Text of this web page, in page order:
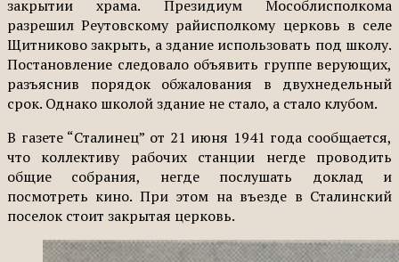
закрытии храма. Президиум Мособлисполкома
разрешил Реутовскому райисполкому церковь в селе
Щитниково закрыть, а здание использовать под школу.
Постановление следовало объявить группе верующих,
разъяснив порядок обжалования в двухнедельный
срок. Однако школой здание не стало, а стало клубом.
В газете “Сталинец” от 21 июня 1941 года сообщается,
что коллективу рабочих станции негде проводить
общие собрания, негде послушать доклад и
посмотреть кино. При этом на въезде в Сталинский
поселок стоит закрытая церковь.